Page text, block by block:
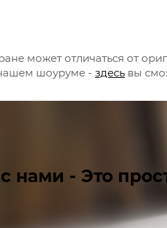
может отличаться от
шоуруме - здесь вы
нами - Это